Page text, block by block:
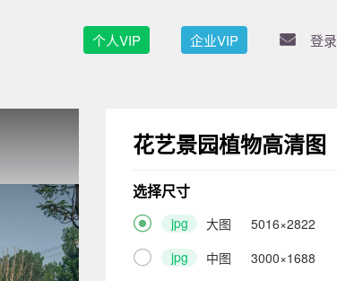
个人VIP 企业VIP 登录
花艺景园植物高清图
选择尺寸
 jpg 大图 5016×2822
 jpg 中图 3000×1688